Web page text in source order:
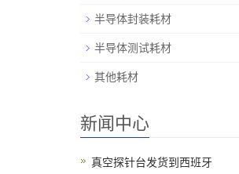
半导体封装耗材
半导体测试耗材
其他耗材
新闻中心
真空探针台发货到西班牙